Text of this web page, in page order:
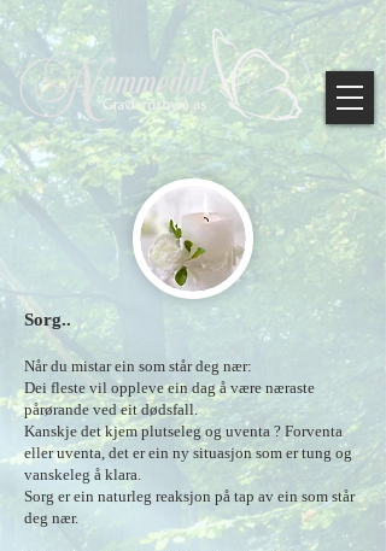
Sorg..
Når du mistar ein som står deg nær:
Dei fleste vil oppleve ein dag å være næraste
pårørande ved eit dødsfall.
Kanskje det kjem plutseleg og uventa ? Forventa
eller uventa, det er ein ny situasjon som er tung og
vanskeleg å klara.
Sorg er ein naturleg reaksjon på tap av ein som står
deg nær.